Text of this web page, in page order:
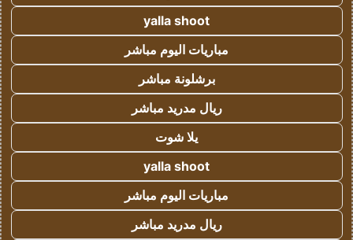
yalla shoot
مباريات اليوم مباشر
برشلونة مباشر
ريال مدريد مباشر
يلا شوت
yalla shoot
مباريات اليوم مباشر
ريال مدريد مباشر